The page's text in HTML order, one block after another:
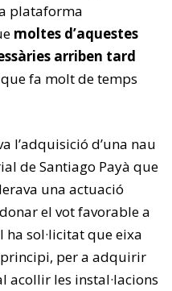
plataforma
moltes d’aquestes
arriben tard
fa molt de temps
l’adquisició d’una nau
de Santiago Payà que
una actuació
el vot favorable a
sol·licitat que eixa
per a adquirir
acollir les instal·lacions